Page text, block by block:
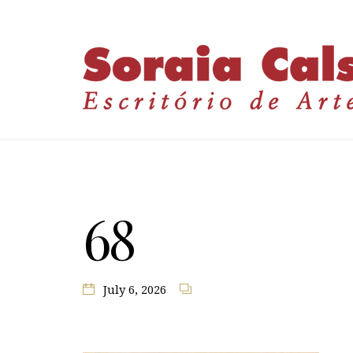
68
July 6, 2026